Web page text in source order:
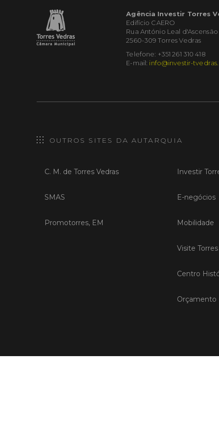
Agência Investir Torres
Edifício CAERO
Rua António Leal d'Ascensão
2560-309 Torres Vedras
Telefone: +351 261 310 418
E-mail: info@investir-
OUTROS SITES DA AUTARQUIA
C. M. de Torres Vedras
SMAS
Promotorres, EM
Investir
E-negócios
Mobilidade
Visite
Centro
Orçamento